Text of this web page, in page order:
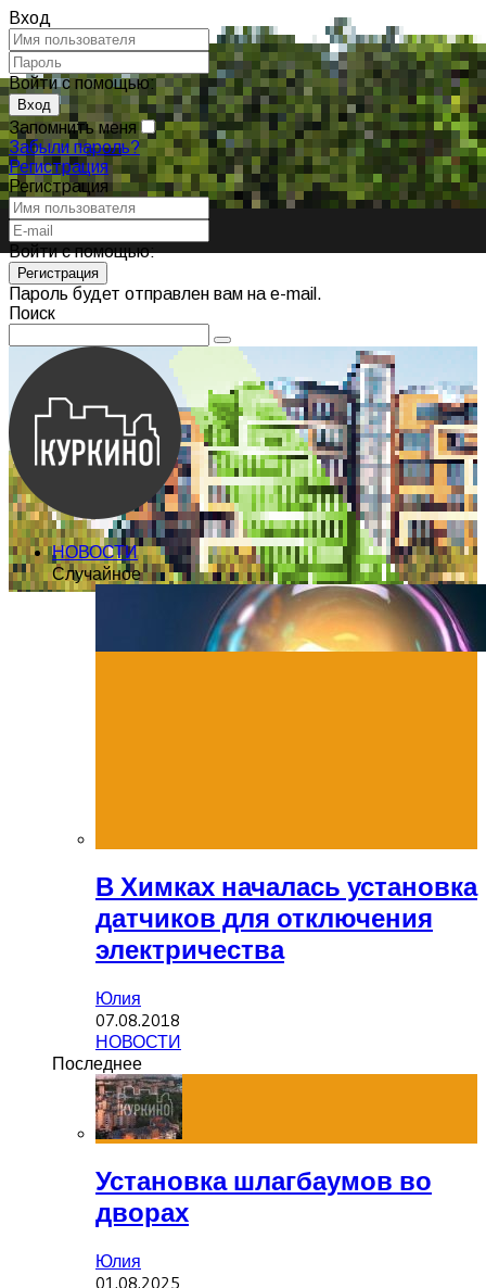
Вход
Войти с помощью:
Запомнить меня
Забыли пароль?
Регистрация
Регистрация
Войти с помощью:
Пароль будет отправлен вам на e-mail.
Поиск
НОВОСТИ
Случайное
В Химках началась установка
датчиков для отключения
электричества
Юлия
07.08.2018
НОВОСТИ
Последнее
Установка шлагбаумов во
дворах
Юлия
01.08.2025